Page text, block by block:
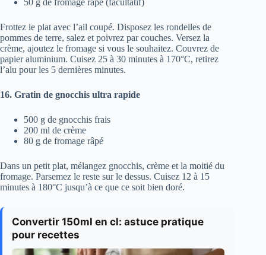
Frottez le plat avec l’ail coupé. Disposez les rondelles de
pommes de terre, salez et poivrez par couches. Versez la
crème, ajoutez le fromage si vous le souhaitez. Couvrez de
papier aluminium. Cuisez 25 à 30 minutes à 170°C, retirez
l’alu pour les 5 dernières minutes.
16. Gratin de gnocchis ultra rapide
500 g de gnocchis frais
200 ml de crème
80 g de fromage râpé
Dans un petit plat, mélangez gnocchis, crème et la moitié du
fromage. Parsemez le reste sur le dessus. Cuisez 12 à 15
minutes à 180°C jusqu’à ce que ce soit bien doré.
Convertir 150ml en cl: astuce pratique
pour recettes